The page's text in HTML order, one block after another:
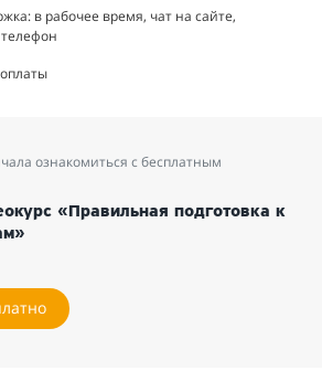
в рабочее время, чат на сайте,
ознакомиться с бесплатным
«Правильная подготовка к